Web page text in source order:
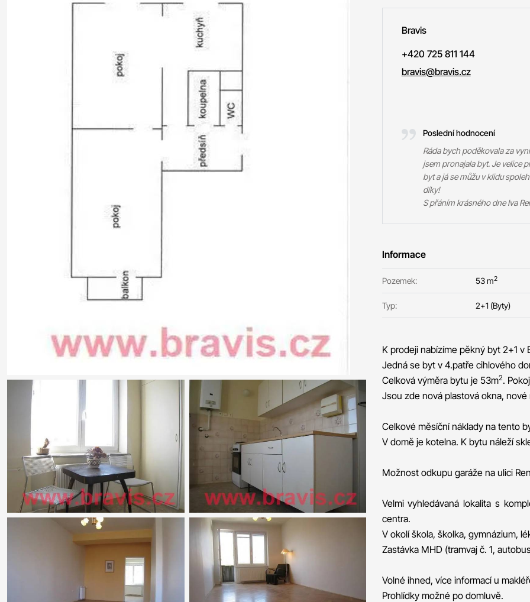
Bravis
+420 725 811 144
bravis@bravis.cz
Poslední hodnocení
Ráda bych poděkovala za
jsem pronajala byt. Je velice
byt a já se můžu v klidu
díky!
S přáním krásného dne Iva
Informace
Pozemek: 53 m2
Typ: 2+1 (Byty)
K prodeji nabízíme pěkný byt 2+1 v
Jedná se byt v 4.patře cihlového
Celková výměra bytu je 53m2.
Jsou zde nová plastová okna, nové
Celkové měsíční náklady na tento
V domě je kotelna. K bytu náleží
Možnost odkupu garáže na ulici
Velmi vyhledávaná lokalita s
centra.
V okolí škola, školka, gymnázium,
Zastávka MHD (tramvaj č. 1,
Volné ihned, více informací u
Prohlídky možné po domluvě.